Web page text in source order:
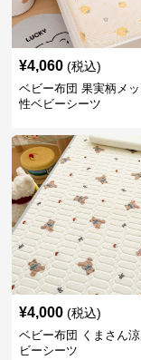
¥4,060 (税込)
ベビー布団 果実柄メ
性ベビーシーツ
¥4,000 (税込)
ベビー布団 くまさん
ビーシーツ